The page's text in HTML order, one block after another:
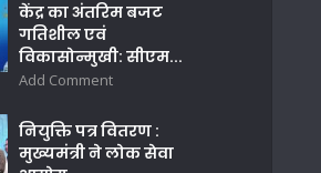
केंद्र का अंतरिम बजट
गतिशील एवं
विकासोन्मुखी: सीएम...
Add Comment
नियुक्ति पत्र वितरण :
मुख्यमंत्री ने लोक सेवा